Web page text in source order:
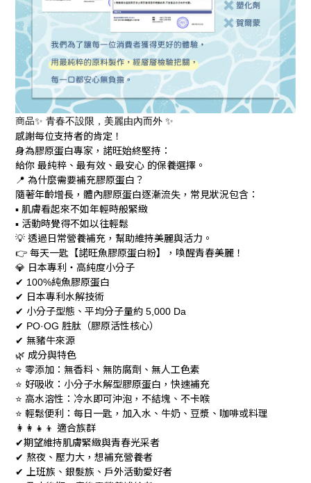
商品✨ 青春不設限，美麗由內而外 ✨
感謝每位支持者的肯定！
身為膠原蛋白專家，諾旺始終堅持：
給你 最純粹、最有效、最安心 的保養選擇。
📍 為什麼需要補充膠原蛋白？
隨著年齡增長，體內膠原蛋白逐漸流失，常見狀況包含：
▪ 肌膚看起來不如年輕時般緊緻
▪ 活動時覺得不如以往輕鬆
💡 透過日常營養補充，幫助維持美麗與活力。
👉 每天一匙【諾旺魚膠原蛋白粉】，喚醒青春美麗！
💎 日本專利・高純度小分子
✔ 100%純魚膠原蛋白
✔ 日本專利水解技術
✔ 小分子型態、平均分子量約 5,000 Da
✔ PO·OG 胜肽（膠原活性核心）
✔ 無豬牛來源
🌿 成分與特色
⭐ 零添加：無香料、無防腐劑、無人工色素
⭐ 好吸收：小分子水解型膠原蛋白，快速補充
⭐ 高水溶性：冷水即可沖泡，不結塊、不卡喉
⭐ 輕鬆便利：每日一匙，加入水、牛奶、豆漿、咖啡或料理
👩‍👩‍👧‍👦 適合族群
✔期望維持肌膚緊緻與青春光采者
✔ 熬夜、壓力大，想補充營養者
✔ 上班族、銀髮族、戶外活動愛好者